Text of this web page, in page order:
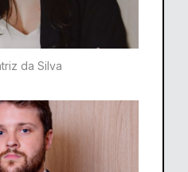
da Silva